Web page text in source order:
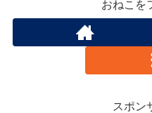
おねこを
スポン